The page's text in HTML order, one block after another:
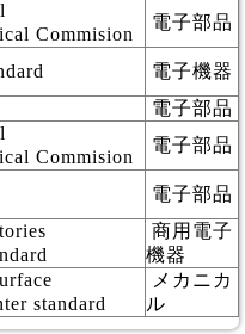
Commision
電子部品
電子機器
電子部品
Commision
電子部品
電子部品
商用電子
機器
standard
メカニカ
ル